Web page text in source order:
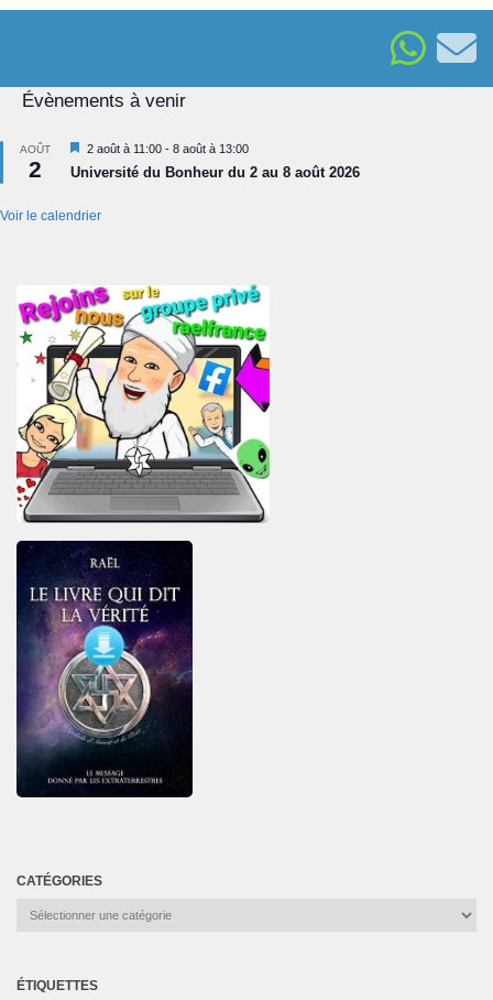
Évènements à venir
AOÛT
2
Mis
en
avant
2 août à 11:00 - 8 août à 13:00
Université du Bonheur du 2 au 8 août 2026
Voir le calendrier
CATÉGORIES
Catégories
ÉTIQUETTES